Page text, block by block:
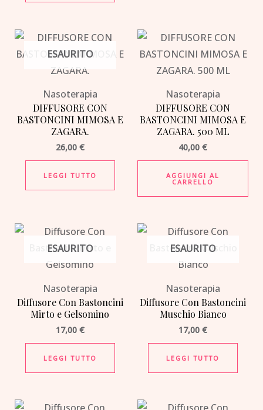
ESAURITO
Nasoterapia
DIFFUSORE CON
BASTONCINI MIMOSA E
ZAGARA.
26,00 €
LEGGI TUTTO
Nasoterapia
DIFFUSORE CON
BASTONCINI MIMOSA E
ZAGARA. 500 ML
40,00€
AGGIUNGI AL
CARRELLO
ESAURITO
Nasoterapia
Diffusore Con Bastoncini
Mirto e Gelsomino
17,00 €
LEGGI TUTTO
ESAURITO
Nasoterapia
Diffusore Con Bastoncini
Muschio Bianco
17,00€
LEGGI TUTTO